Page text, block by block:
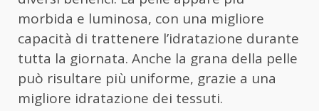
morbida e luminosa, con una migliore
capacità di trattenere l’idratazione durante
tutta la giornata. Anche la grana della pelle
può risultare più uniforme, grazie a una
migliore idratazione dei tessuti.